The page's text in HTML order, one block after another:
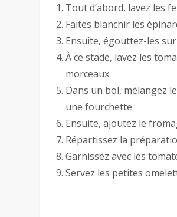
Tout d’abord, lavez les
Faites blanchir les
Ensuite, égouttez-les
À ce stade, lavez les
morceaux
Dans un bol, mélangez
une fourchette
Ensuite, ajoutez le
Répartissez la
Garnissez avec les
Servez les petites